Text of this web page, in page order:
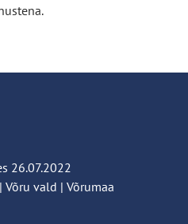
26.07.2022
vald | Võrumaa